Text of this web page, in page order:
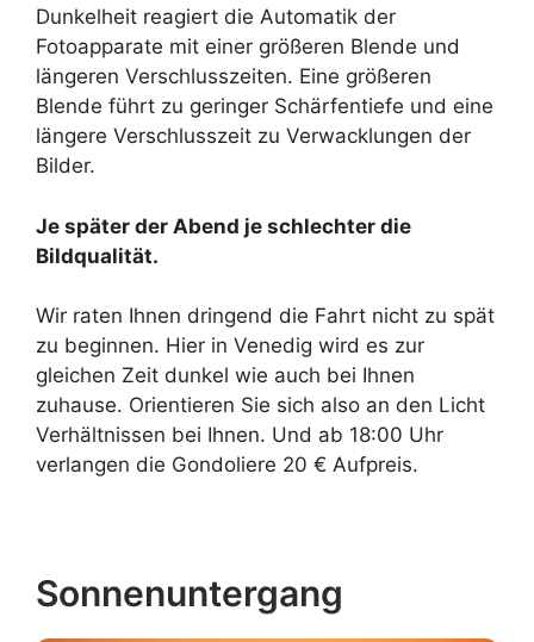
Dunkelheit reagiert die Automatik der
Fotoapparate mit einer größeren Blende und
längeren Verschlusszeiten. Eine größeren
Blende führt zu geringer Schärfentiefe und eine
längere Verschlusszeit zu Verwacklungen der
Bilder.
Je später der Abend je schlechter die
Bildqualität.
Wir raten Ihnen dringend die Fahrt nicht zu spät
zu beginnen. Hier in Venedig wird es zur
gleichen Zeit dunkel wie auch bei Ihnen
zuhause. Orientieren Sie sich also an den Licht
Verhältnissen bei Ihnen. Und ab 18:00 Uhr
verlangen die Gondoliere 20 € Aufpreis.
Sonnenuntergang